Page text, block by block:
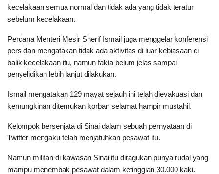
kecelakaan semua normal dan tidak ada yang tidak teratur
sebelum kecelakaan.
Perdana Menteri Mesir Sherif Ismail juga menggelar konferensi
pers dan mengatakan tidak ada aktivitas di luar kebiasaan di
balik kecelakaan itu, namun fakta belum jelas sampai
penyelidikan lebih lanjut dilakukan.
Ismail mengatakan 129 mayat sejauh ini telah dievakuasi dan
kemungkinan ditemukan korban selamat hampir mustahil.
Kelompok bersenjata di Sinai dalam sebuah pernyataan di
Twitter mengaku telah menjatuhkan pesawat itu.
Namun militan di kawasan Sinai itu diragukan punya rudal yang
mampu menembak pesawat dalam ketinggian 30.000 kaki.